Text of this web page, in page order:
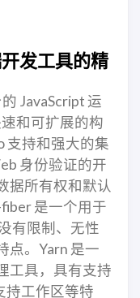
发工具的精
JavaScript 运
和可扩展的构
支持和强大的集
身份验证的开
据所有权和默认
是一个用于
有限制、无性
点。Yarn 是一
工具，具有支持
持工作区等特